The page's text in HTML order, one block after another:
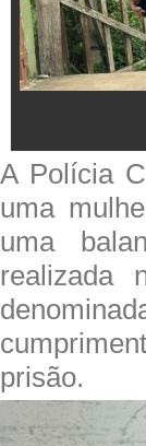
A Polícia
uma
uma
realizada
prisão.